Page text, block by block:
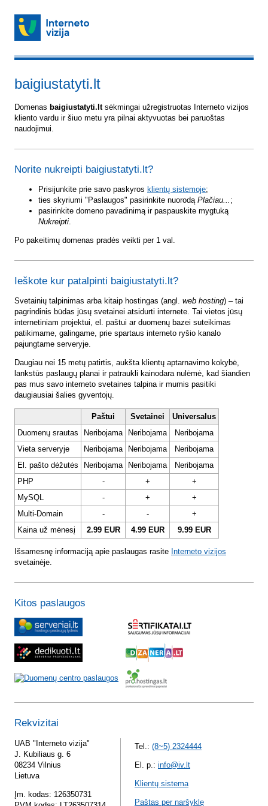
baigiustatyti.lt
Domenas baigiustatyti.ltsėkmingai užregistruotas Interneto vizijos
kliento vardu ir šiuo metu yra pilnai aktyvuotas bei paruoštas
naudojimui.
Norite nukreipti baigiustatyti.lt?
Prisijunkite prie savo paskyros klientų sistemoje;
ties skyriumi "Paslaugos" pasirinkite nuorodą Plačiau... ;
pasirinkite domeno pavadinimą ir paspauskite mygtuką
Nukreipti.
Po pakeitimų domenas pradės veikti per 1 val.
Ieškote kur patalpinti baigiustatyti.lt?
Svetainių talpinimas arba kitaip hostingas (angl. web hosting) – tai
pagrindinis būdas jūsų svetainei atsidurti internete. Tai vietos jūsų
internetiniam projektui, el. paštui ar duomenų bazei suteikimas
patikimame, galingame, prie spartaus interneto ryšio kanalo
pajungtame serveryje.
Daugiau nei 15 metų patirtis, aukšta klientų aptarnavimo kokybė,
lankstūs paslaugų planai ir patraukli kainodara nulėmė, kad šiandien
pas mus savo interneto svetaines talpina ir mumis pasitiki
daugiausiai šalies gyventojų.
Paštui Svetainei
Universalus
Duomenų srautas
Neribojama Neribojama
Neribojama
Vieta serveryje
Neribojama Neribojama
Neribojama
El. pašto dėžutės
Neribojama Neribojama
Neribojama
PHP
- +
+
MySQL
- +
+
Multi-Domain
- -
+
Kaina už mėnesį
2.99 EUR 4.99 EUR 9.99 EUR
Išsamesnę informaciją apie paslaugas rasite Interneto vizijos
svetainėje.
Kitos paslaugos
Rekvizitai
UAB "Interneto vizija"
J. Kubiliaus g. 6
08234 Vilnius
Lietuva
Įm. kodas: 126350731
Tel.: (8~5) 2324444
El. p.: info@iv.lt
Klientų sistema
Paštas per naršyklę